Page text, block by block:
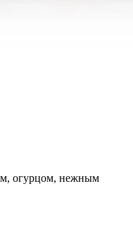
огурцом, нежным